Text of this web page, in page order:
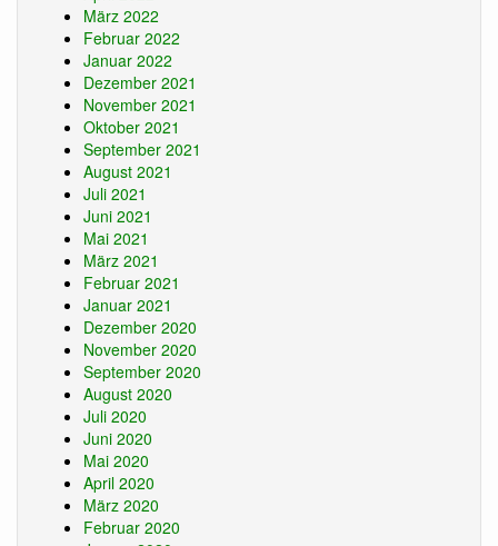
März 2022
Februar 2022
Januar 2022
Dezember 2021
November 2021
Oktober 2021
September 2021
August 2021
Juli 2021
Juni 2021
Mai 2021
März 2021
Februar 2021
Januar 2021
Dezember 2020
November 2020
September 2020
August 2020
Juli 2020
Juni 2020
Mai 2020
April 2020
März 2020
Februar 2020